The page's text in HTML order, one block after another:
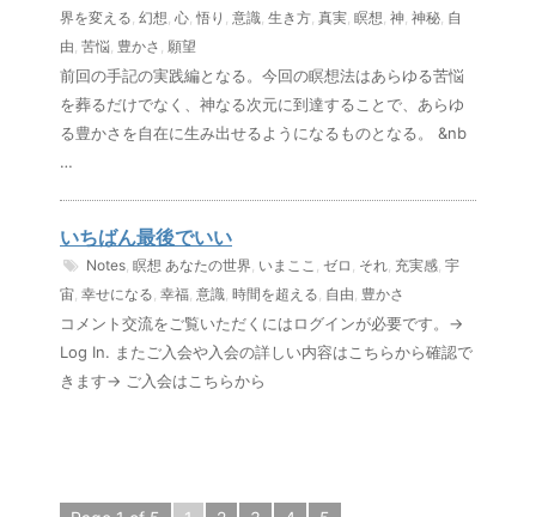
界を変える, 幻想, 心,悟り , 意識, 生き方, 真実, 瞑想, 神, 神秘, 自
由, 苦悩, 豊かさ , 願望
前回の手記の実践編となる。今回の瞑想法はあらゆる苦悩
を葬るだけでなく、神なる次元に到達することで、あらゆ
る豊かさを自在に生み出せるようになるものとなる。 &nb
…
いちばん最後でいい
Notes, 瞑想 あなたの世界, いまここ , ゼロ , それ, 充実感, 宇
宙, 幸せになる, 幸福, 意識, 時間を超える, 自由, 豊かさ
コメント交流をご覧いただくにはログインが必要です。→
Log In. またご入会や入会の詳しい内容はこちらから確認で
きます→ ご入会はこちらから